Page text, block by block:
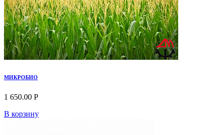
МИКРОБИО
1 650.00 Р
В корзину